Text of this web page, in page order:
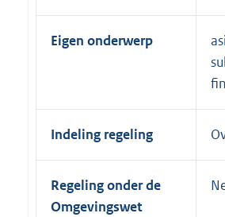
Eigen onderwerp
Indeling regeling
Regeling onder de
Omgevingswet